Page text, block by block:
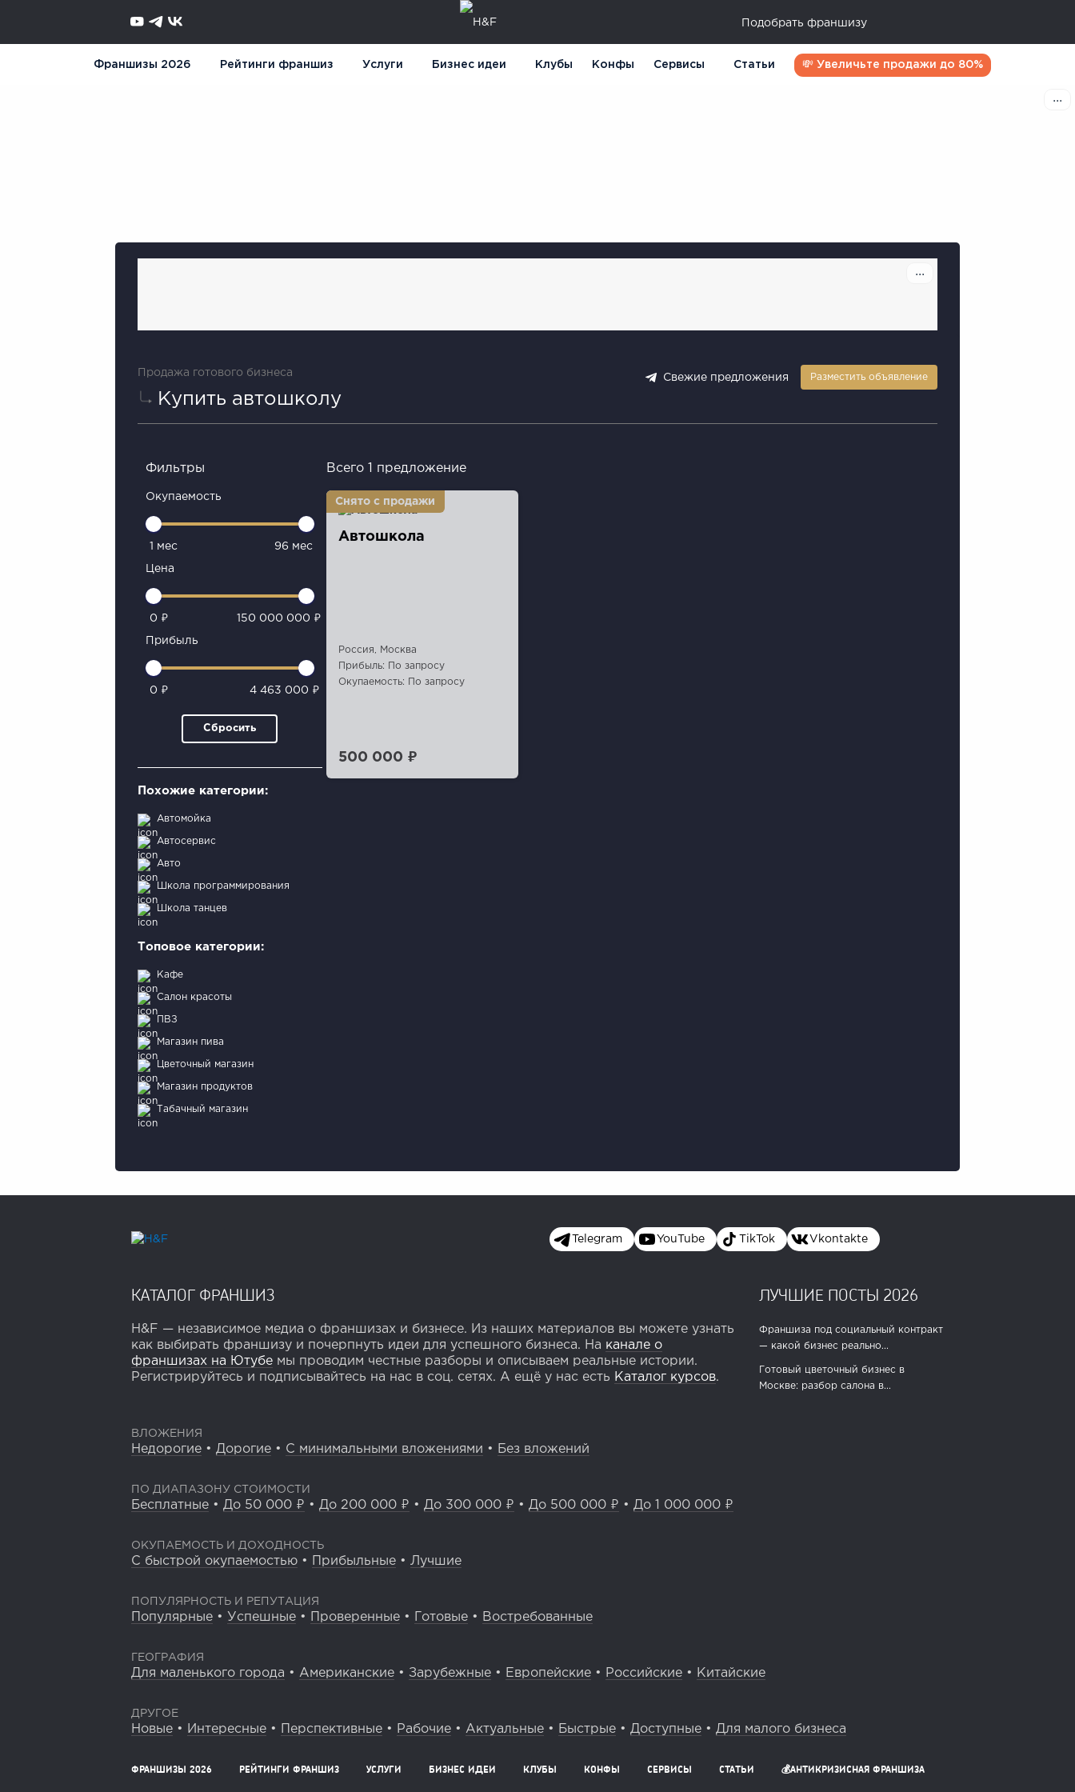
Подобрать франшизу
Франшизы 2026 Рейтинги франшиз Услуги Бизнес идеи Клубы Конфы Сервисы Статьи 💸 Увеличьте продажи до 80%
Продажа готового бизнеса
Купить автошколу
Свежие предложения Разместить объявление
Фильтры
Окупаемость
1 мес 96 мес
Цена
0 ₽ 150 000 000 ₽
Прибыль
0 ₽ 4 463 000 ₽
Сбросить
Похожие категории:
Автомойка
Автосервис
Авто
Школа программирования
Школа танцев
Топовое категории:
Кафе
Салон красоты
ПВЗ
Магазин пива
Цветочный магазин
Магазин продуктов
Табачный магазин
Всего 1 предложение
Автошкола
Россия, Москва
Прибыль: По запросу
Окупаемость: По запросу
500 000 ₽
Telegram YouTube TikTok Vkontakte
КАТАЛОГ ФРАНШИЗ
H&F — независимое медиа о франшизах и бизнесе. Из наших материалов вы можете узнать
как выбирать франшизу и почерпнуть идеи для успешного бизнеса. На канале о
франшизах на Ютубе мы проводим честные разборы и описываем реальные истории.
Регистрируйтесь и подписывайтесь на нас в соц. сетях. А ещё у нас есть Каталог курсов.
ЛУЧШИЕ ПОСТЫ 2026
Франшиза под социальный контракт
— какой бизнес реально...
Готовый цветочный бизнес в
Москве: разбор салона в...
ВЛОЖЕНИЯ
Недорогие • Дорогие • С минимальными вложениями • Без вложений
ПО ДИАПАЗОНУ СТОИМОСТИ
Бесплатные • До 50 000 ₽ • До 200 000 ₽ • До 300 000 ₽ • До 500 000 ₽ • До 1 000 000 ₽
ОКУПАЕМОСТЬ И ДОХОДНОСТЬ
С быстрой окупаемостью • Прибыльные • Лучшие
ПОПУЛЯРНОСТЬ И РЕПУТАЦИЯ
Популярные • Успешные • Проверенные • Готовые • Востребованные
ГЕОГРАФИЯ
Для маленького города • Американские • Зарубежные • Европейские • Российские • Китайские
ДРУГОЕ
Новые • Интересные • Перспективные • Рабочие • Актуальные • Быстрые • Доступные • Для малого бизнеса
ФРАНШИЗЫ 2026 РЕЙТИНГИ ФРАНШИЗ УСЛУГИ БИЗНЕС ИДЕИ КЛУБЫ КОНФЫ СЕРВИСЫ СТАТЬИ 💰АНТИКРИЗИСНАЯ ФРАНШИЗА